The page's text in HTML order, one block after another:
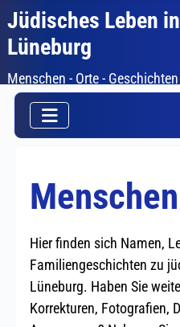
Jüdisches Leben in
Lüneburg
Menschen - Orte - Geschichten